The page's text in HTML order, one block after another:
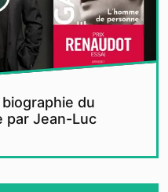
du
par Jean-Luc